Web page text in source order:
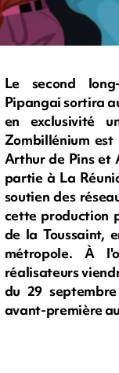
Le second
Pipangai sortira
en exclusivité
Zombillénium
Arthur de Pins et
partie à La
soutien des
cette production
de la Toussaint,
métropole. À
réalisateurs
du 29
avant-première